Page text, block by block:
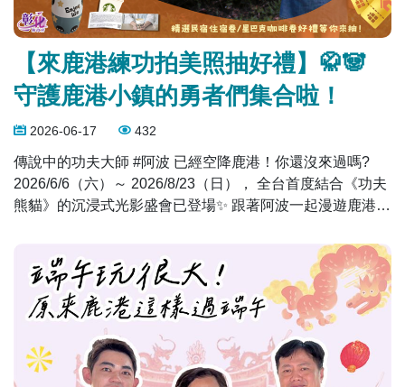
【來鹿港練功拍美照抽好禮】🥋🐼
守護鹿港小鎮的勇者們集合啦！
2026-06-17 432
傳說中的功夫大師 #阿波 已經空降鹿港！你還沒來過嗎?
2026/6/6（六）～ 2026/8/23（日）， 全台首度結合《功夫
熊貓》的沉浸式光影盛會已登場✨ 跟著阿波一起漫遊鹿港小
要完成以下步驟： ✅ 與「小鎮光影」主燈裝置，或任一燈
飾 合照 ✅ 將照片分享至本篇貼文留言處 ✅ 標記 1 位好友並
留言「你必來「小鎮光影」的原因」 就有機會獲得： 🎁 頭
獎（5名） 🏡 莊同益老屋民宿（四人套房平日住宿券）3名
🏡 梅鏡園老屋民宿（平日包棟住宿券）2名 ＋療癒胖打君娃
娃 一 隻 🎁 貳獎（10名） ☕ 星巴克咖啡券 3 張（每張面額